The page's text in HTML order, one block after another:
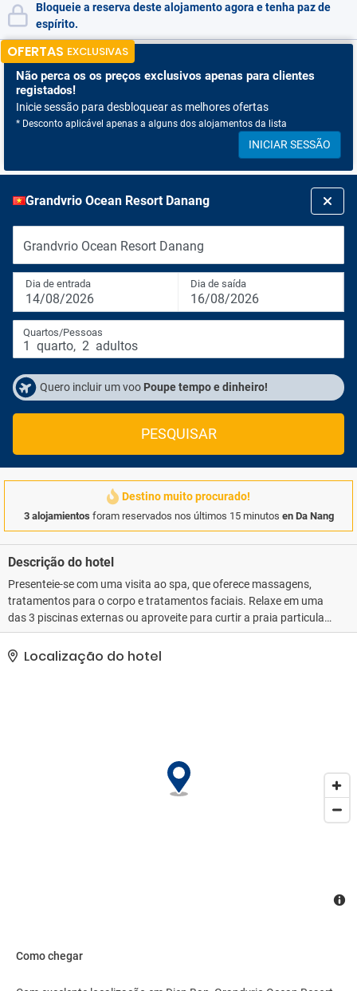
Bloqueie a reserva deste alojamento agora e tenha paz de
espírito.
OFERTAS EXCLUSIVAS
Não perca os os preços exclusivos apenas para clientes
registados!
Inicie sessão para desbloquear as melhores ofertas
* Desconto aplicável apenas a alguns dos alojamentos da lista
INICIAR SESSÃO
Grandvrio Ocean Resort Danang
Grandvrio Ocean Resort Danang
Dia de entrada
14/08/2026
Dia de saída
16/08/2026
Quartos/Pessoas
1 quarto, 2 adultos
Quero incluir um voo Poupe tempo e dinheiro!
PESQUISAR
Destino muito procurado!
3 alojamientos foram reservados nos últimos 15 minutos en Da Nang
Descrição do hotel
Presenteie-se com uma visita ao spa, que oferece massagens,
tratamentos para o corpo e tratamentos faciais. Relaxe em uma
das 3 piscinas externas ou aproveite para curtir a praia particular.
Este resort oferece Wi-Fi de cortesia, serviços de concierge e
serviço de babá (sobretaxa).. As comodidades presentes incluem
serviço de lavanderia e lavagem a seco, balcão de recepção 24
Localização do hotel
Como chegar